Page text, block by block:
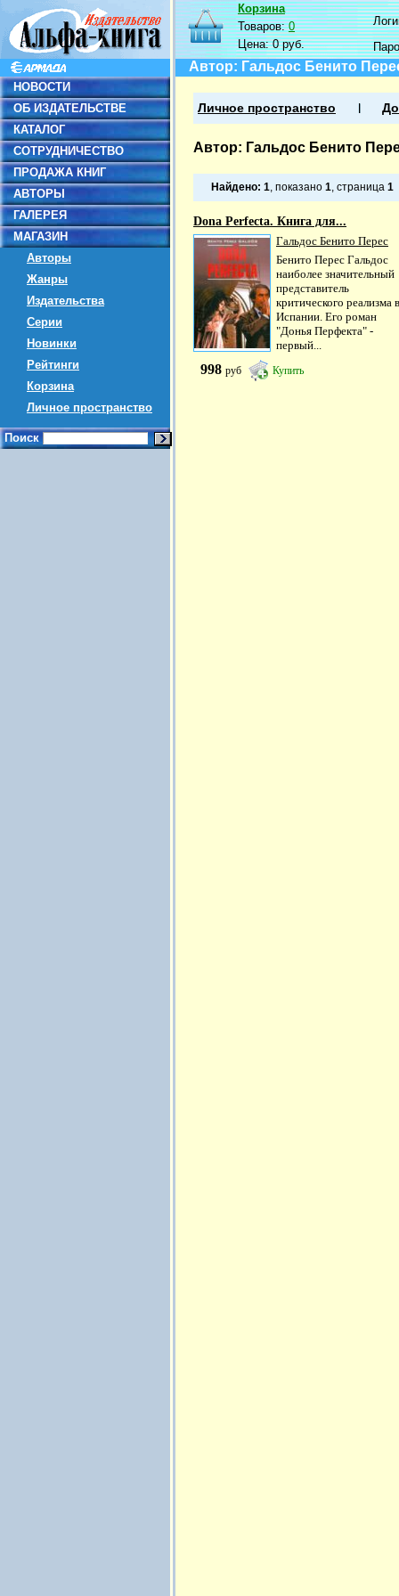
НОВОСТИ
ОБ ИЗДАТЕЛЬСТВЕ
КАТАЛОГ
СОТРУДНИЧЕСТВО
ПРОДАЖА КНИГ
АВТОРЫ
ГАЛЕРЕЯ
МАГАЗИН
Авторы
Жанры
Издательства
Серии
Новинки
Рейтинги
Корзина
Личное пространство
Поиск
Корзина
Товаров:0
Цена:0 руб.
Автор: Гальдос Бенито
Личное пространство
Автор: Гальдос Бенито
Найдено: 1, показано 1, страница 1
Dona Perfecta. Книга для...
Гальдос Бенито Перес
Бенито Перес Гальдос
наиболее значительный
представитель
критического реализма в
Испании. Его роман
"Донья Перфекта" -
первый...
998 руб Купить